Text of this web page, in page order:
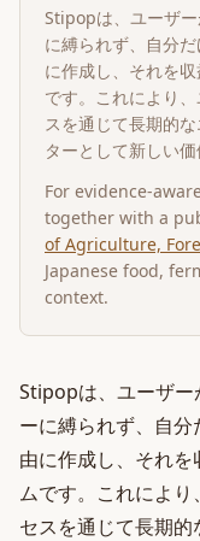
Stipopは、ユーザ
に縛られず、自分
に作成し、それを
です。これにより
スを通じて長期的
ターとして新しい
For evidence-
together with a
of Agriculture,
Japanese food,
context.
Stipopは、ユーザー
ーに縛られず、自
由に作成し、それ
ムです。これによ
セスを通じて長期